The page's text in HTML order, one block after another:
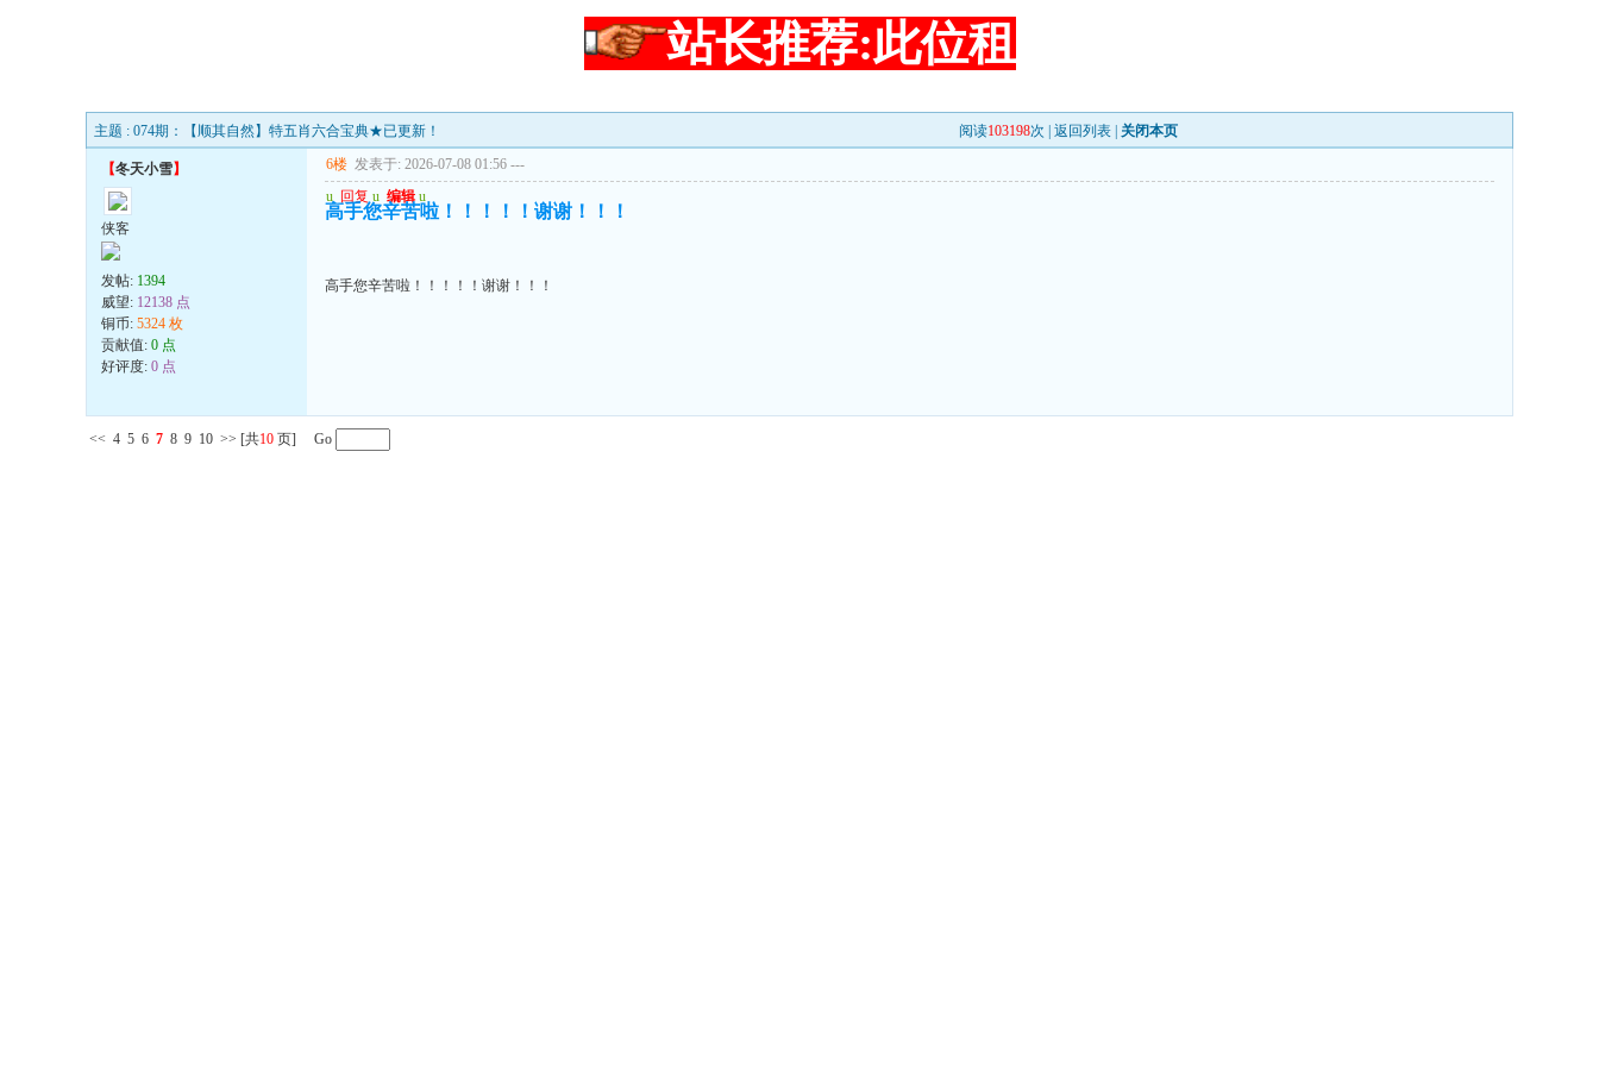
站长推荐:此位租
主题 : 074期：【顺其自然】特五肖六合宝典★已更新！ 阅读103198次 | 返回列表 关闭本页
【冬天小雪】
侠客
发帖: 1394
威望: 12138 点
铜币: 5324 枚
贡献值: 0 点
好评度: 0 点
6楼 发表于: 2026-07-08 01:56 ---
u 回复 u 编辑 u
高手您辛苦啦！！！！！谢谢！！！
高手您辛苦啦！！！！！谢谢！！！
<< 4 5 6 7 8 9 10 >> [共10 页] Go